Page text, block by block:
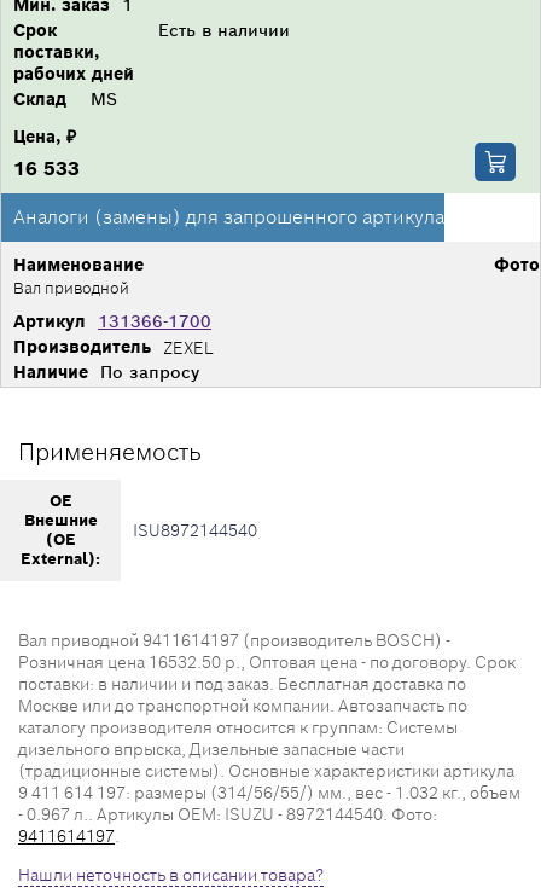
Мин. заказ
1
Срок
поставки,
рабочих дней
Есть в наличии
Склад
MS
Цена, ₽
16 533
Аналоги (замены) для запрошенного артикула
Фото
Производитель ZEXEL
Артикул 131366-1700
Наименование
Вал приводной
Наличие По запросу
Применяемость
OE
Внешние
(OE
External):
ISU8972144540
Вал приводной 9411614197 (производитель BOSCH) -
Розничная цена 16532.50 р., Оптовая цена - по договору. Срок
поставки: в наличии и под заказ. Бесплатная доставка по
Москве или до транспортной компании. Автозапчасть по
каталогу производителя относится к группам: Системы
дизельного впрыска, Дизельные запасные части
(традиционные системы). Основные характеристики артикула
9 411 614 197: размеры (314/56/55/) мм., вес - 1.032 кг., объем
- 0.967 л.. Артикулы OEM: ISUZU - 8972144540. Фото:
9411614197.
Нашли неточность в описании товара?